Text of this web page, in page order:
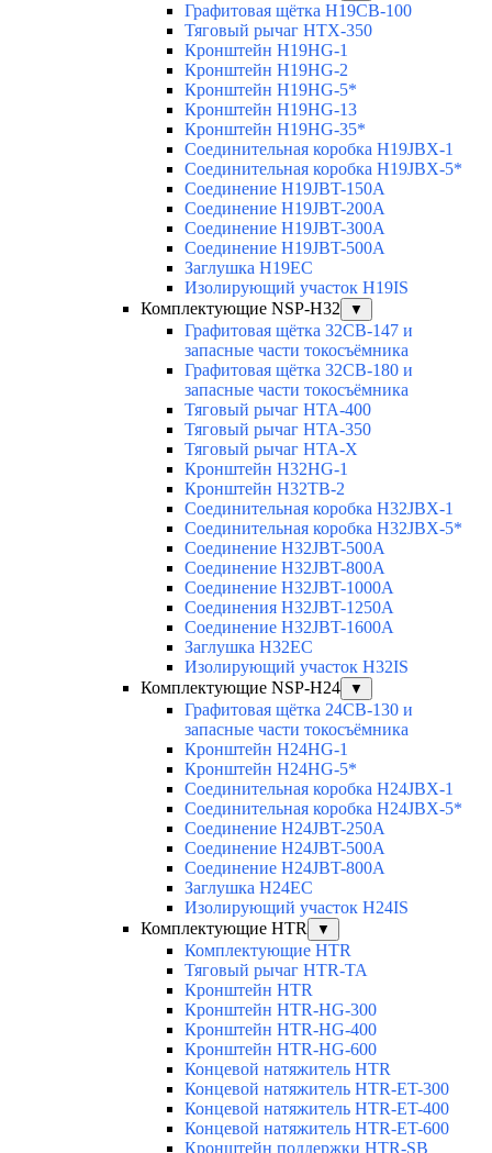
Графитовая щётка H19CB-100
Тяговый рычаг HTX-350
Кронштейн H19HG-1
Кронштейн H19HG-2
Кронштейн H19HG-5*
Кронштейн H19HG-13
Кронштейн H19HG-35*
Соединительная коробка H19JBX-1
Соединительная коробка H19JBX-5*
Соединение H19JBT-150A
Соединение H19JBT-200A
Соединение H19JBT-300A
Соединение H19JBT-500A
Заглушка H19EC
Изолирующий участок H19IS
Комплектующие NSP-H32
▼
Графитовая щётка 32CB-147 и
запасные части токосъёмника
Графитовая щётка 32CB-180 и
запасные части токосъёмника
Тяговый рычаг HTA-400
Тяговый рычаг HTA-350
Тяговый рычаг HTA-X
Кронштейн H32HG-1
Кронштейн H32TB-2
Соединительная коробка H32JBX-1
Соединительная коробка H32JBX-5*
Соединение H32JBT-500A
Соединение H32JBT-800A
Соединение H32JBT-1000A
Соединения H32JBT-1250A
Соединение H32JBT-1600A
Заглушка H32EC
Изолирующий участок H32IS
Комплектующие NSP-H24
▼
Графитовая щётка 24CB-130 и
запасные части токосъёмника
Кронштейн H24HG-1
Кронштейн H24HG-5*
Соединительная коробка H24JBX-1
Соединительная коробка H24JBX-5*
Соединение H24JBT-250A
Соединение H24JBT-500A
Соединение H24JBT-800A
Заглушка H24EC
Изолирующий участок H24IS
Комплектующие HTR
▼
Комплектующие HTR
Тяговый рычаг HTR-TA
Кронштейн HTR
Кронштейн HTR-HG-300
Кронштейн HTR-HG-400
Кронштейн HTR-HG-600
Концевой натяжитель HTR
Концевой натяжитель HTR-ET-300
Концевой натяжитель HTR-ET-400
Концевой натяжитель HTR-ET-600
Кронштейн поддержки HTR-SB